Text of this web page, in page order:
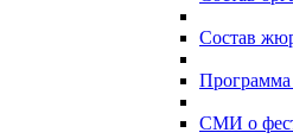
Состав
Программа
СМИ о